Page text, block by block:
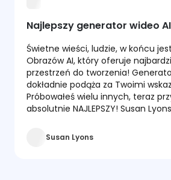
Najlepszy generator wideo AI
Świetne wieści, ludzie, w końcu
Obrazów AI, który oferuje
przestrzeń do tworzenia!
dokładnie podąża za Twoimi
Próbowałeś wielu innych, teraz
absolutnie NAJLEPSZY! Susan Lyons
Susan Lyons